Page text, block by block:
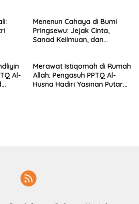
Suci
Menenun Cahaya di Bumi
Pringsewu: Jejak Cinta,
Sanad Keilmuan, dan
Nahdlatul Ulama
Al-
Merawat Istiqomah di Rumah
Allah: Pengasuh PPTQ Al-
Husna Hadiri Yasinan Putaran